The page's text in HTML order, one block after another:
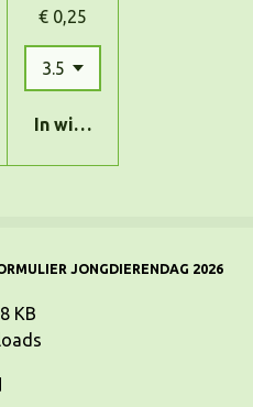
€ 0,25
In winkelwagen
JONGDIERENDAG 2026
KB